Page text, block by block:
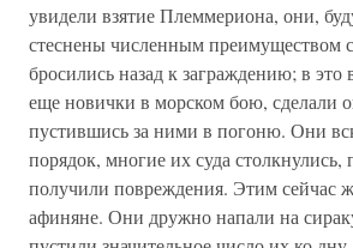
увидели взятие Племмериона, они,
стеснены численным преимуществом
бросились назад к заграждению; в это
еще новички в морском бою, сделали
пустившись за ними в погоню. Они
порядок, многие их суда столкнулись,
получили повреждения. Этим сейчас
афиняне. Они дружно напали на